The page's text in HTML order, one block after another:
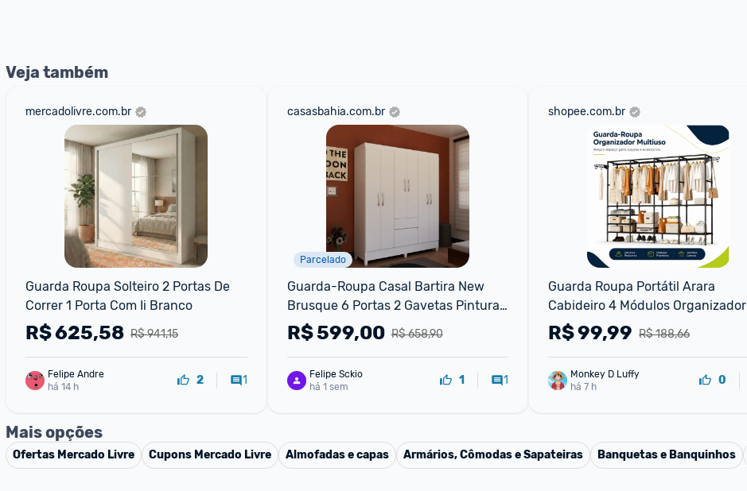
Veja também
mercadolivre.com.br
Guarda Roupa Solteiro 2 Portas De
Correr 1 Porta Com Ii Branco
R$ 941,15
R$625,58
Felipe Andre
há 14 h
2 1
casasbahia.com.br
Parcelado
Guarda-Roupa Casal Bartira New
Brusque 6 Portas 2 Gavetas Pintura
UV - Branco
R$ 658,90
R$599,00
Felipe Sckio
há 1 sem
1 1
shopee.com.br
Guarda Roupa Portátil Arara
Cabideiro 4 Módulos Organizador
Multiuso Closet Desmontável
Roupeiro Aço Reforçado Sapa
R$ 188,66
R$99,99
Monkey D Luffy
há 7 h
0
Mais opções
Ofertas Mercado Livre Cupons Mercado Livre Almofadas e capas Armários, Cômodas e Sapateiras Banquetas e Banquinhos